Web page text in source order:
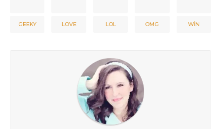
GEEKY LOVE LOL OMG WIN